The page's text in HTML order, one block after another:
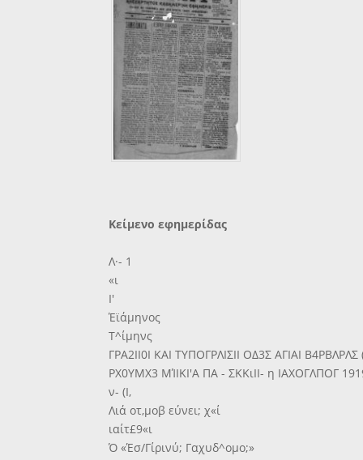
Κείμενο εφημερίδας
Λ·- 1
«ι
Ι'
Έϊάμηνος
Τ^ίμηνς
ΓΡΑ2ΙΙ0Ι ΚΑΙ ΤΥΠΟΓΡΛΙΣΙΙ ΟΔ3Σ ΑΓΙΑΙ
ΡΧ0ΥΜΧ3 ΜΊΙΚΙ'Α ΠΑ - ΣΚΚιΙΙ- η ΙΑΧΟΓΛΠΟΓ
ν- (Ι,
Λιά οτ,μοβ εύνει; χ«ί
ιαίτ£9«ι
Ό «Έσ/Γίρινύ; Γαχυδ^ομο;»